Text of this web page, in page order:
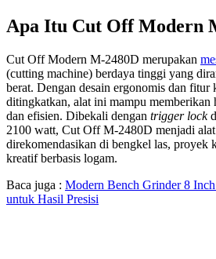
Apa Itu Cut Off Modern
Cut Off Modern M-2480D merupakan
(cutting machine) berdaya tinggi yang
berat. Dengan desain ergonomis dan fitur
ditingkatkan, alat ini mampu memberikan
dan efisien. Dibekali dengan trigger lock
2100 watt, Cut Off M-2480D menjadi
direkomendasikan di bengkel las, proyek
kreatif berbasis logam.
Baca juga : Modern Bench Grinder 8
untuk Hasil Presisi